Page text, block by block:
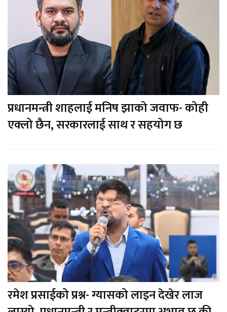
प्रधानमन्त्री शाहलाई मनिष झाको जवाफ- कोही
एक्लो छैन, सरकारलाई साथ र सहयोग छ
रमेश प्रसाईको प्रश्न- ग्यासको लाइन देखेर लाज